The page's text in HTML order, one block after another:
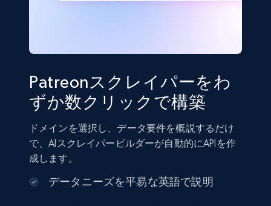
Patreonスクレイパーをわ
ずか数クリックで構築
ドメインを選択し、データ要件を概説するだけ
で、AIスクレイパービルダーが自動的にAPIを作
成します。
データニーズを平易な英語で説明